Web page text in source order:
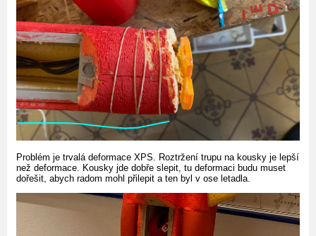
Problém je trvalá deformace XPS. Roztržení trupu na kousky je lepší
než deformace. Kousky jde dobře slepit, tu deformaci budu muset
dořešit, abych radom mohl přilepit a ten byl v ose letadla.